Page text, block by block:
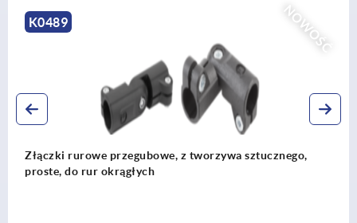
NOWOŚĆ
K0489
Złączki rurowe przegubowe, z tworzywa sztucznego,
proste, do rur okrągłych